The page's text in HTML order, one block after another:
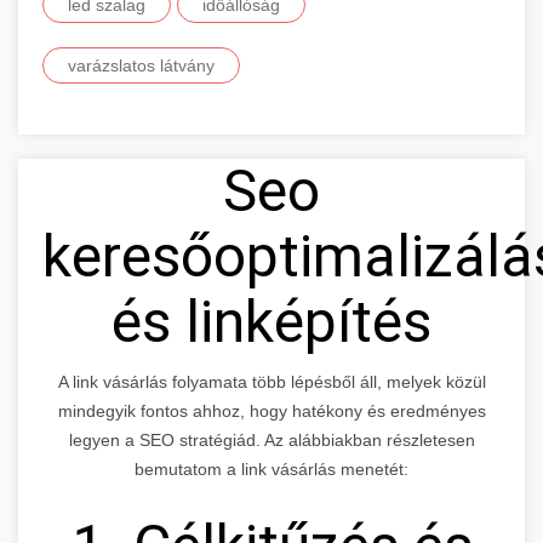
led szalag időállóság
varázslatos látvány
Seo
és linképítés
A link vásárlás folyamata több lépésből áll, melyek közül
mindegyik fontos ahhoz, hogy hatékony és eredményes
legyen a SEO stratégiád. Az alábbiakban részletesen
bemutatom a link vásárlás menetét: